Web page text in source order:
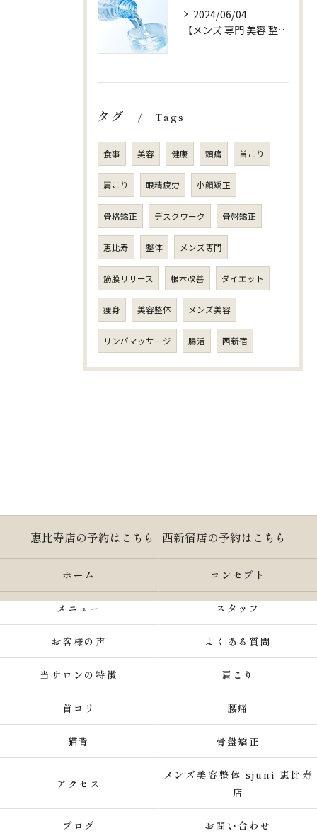
2024/06/04
【メンズ 専門 美容 整体 sjuni】【水以外ののみものはOK?】
タグ Tags
食事 美容 健康 頭痛 首こり
肩こり 眼精疲労 小顔矯正
骨格矯正 デスクワーク 骨盤矯正
恵比寿 整体 メンズ専門
筋膜リリース 根本改善 ダイエット
痩身 美容整体 メンズ美容
リンパマッサージ 腸活 西新宿
恵比寿店の予約はこちら 西新宿店の予約はこちら
ホーム コンセプト
メニュー スタッフ
お客様の声 よくある質問
当サロンの特徴 肩こり
首コリ 腰痛
猫背 骨盤矯正
アクセス
メンズ美容整体 sjuni 恵比寿
店
ブログ お問い合わせ